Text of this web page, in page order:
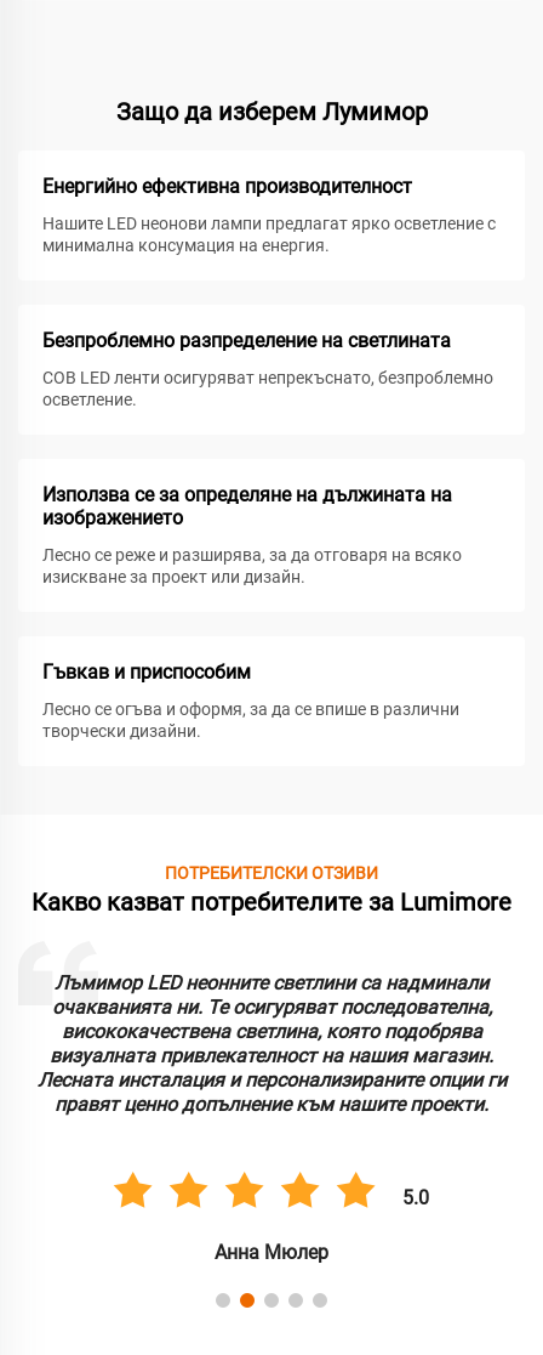
Защо да изберем Лумимор
Енергийно ефективна производителност
Нашите LED неонови лампи предлагат ярко осветление с
минимална консумация на енергия.
Безпроблемно разпределение на светлината
COB LED ленти осигуряват непрекъснато, безпроблемно
осветление.
Използва се за определяне на дължината на
изображението
Лесно се реже и разширява, за да отговаря на всяко
изискване за проект или дизайн.
Гъвкав и приспособим
Лесно се огъва и оформя, за да се впише в различни
творчески дизайни.
ПОТРЕБИТЕЛСКИ ОТЗИВИ
Какво казват потребителите за Lumimore
Лъмимор LED неонните светлини са надминали
очакванията ни. Те осигуряват последователна,
висококачествена светлина, която подобрява
визуалната привлекателност на нашия магазин.
Лесната инсталация и персонализираните опции ги
правят ценно допълнение към нашите проекти.
5.0
Анна Мюлер